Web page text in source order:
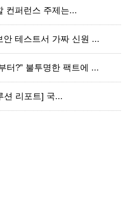
컨퍼런스 주제는...
안 테스트서 가짜 신원 ...
터?” 불투명한 팩트에 ...
션 리포트] 국...